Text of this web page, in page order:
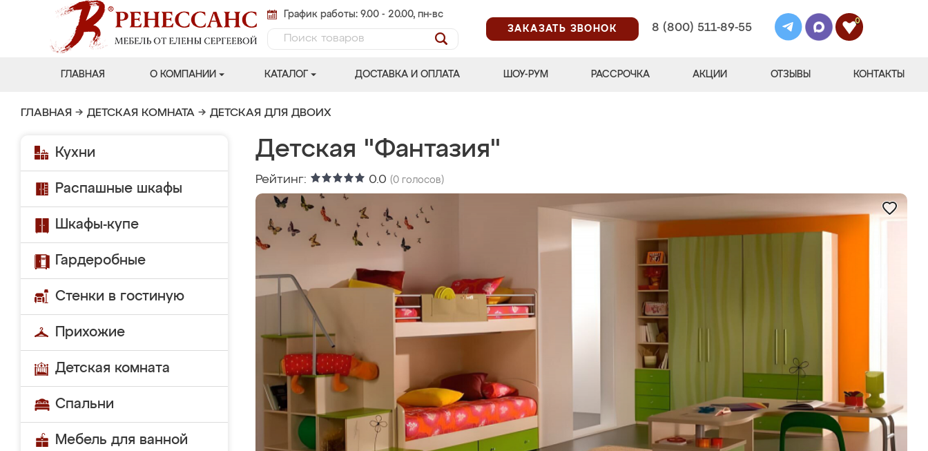
График работы: 9.00 - 20.00, пн-вс
ЗАКАЗАТЬ ЗВОНОК
8 (800) 511-89-55
0
ГЛАВНАЯ О КОМПАНИИ КАТАЛОГ ДОСТАВКА И ОПЛАТА ШОУ-РУМ РАССРОЧКА АКЦИИ ОТЗЫВЫ КОНТАКТЫ
ГЛАВНАЯ → ДЕТСКАЯ КОМНАТА → ДЕТСКАЯ ДЛЯ ДВОИХ
Кухни
Распашные шкафы
Шкафы-купе
Гардеробные
Стенки в гостиную
Прихожие
Детская комната
Спальни
Мебель для ванной
Детская "Фантазия"
Рейтинг: 0.0 (0 голосов)